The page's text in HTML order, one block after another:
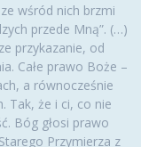
wśród nich brzmi
przede Mną”. (…)
przykazanie, od
Całe prawo Boże –
a równocześnie
Tak, że i ci, co nie
Bóg głosi prawo
Przymierza z